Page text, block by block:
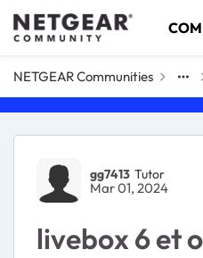
Skip to content
NETGEAR Communities
Forum
gg7413 Tutor
Mar 01, 2024
livebox 6 et